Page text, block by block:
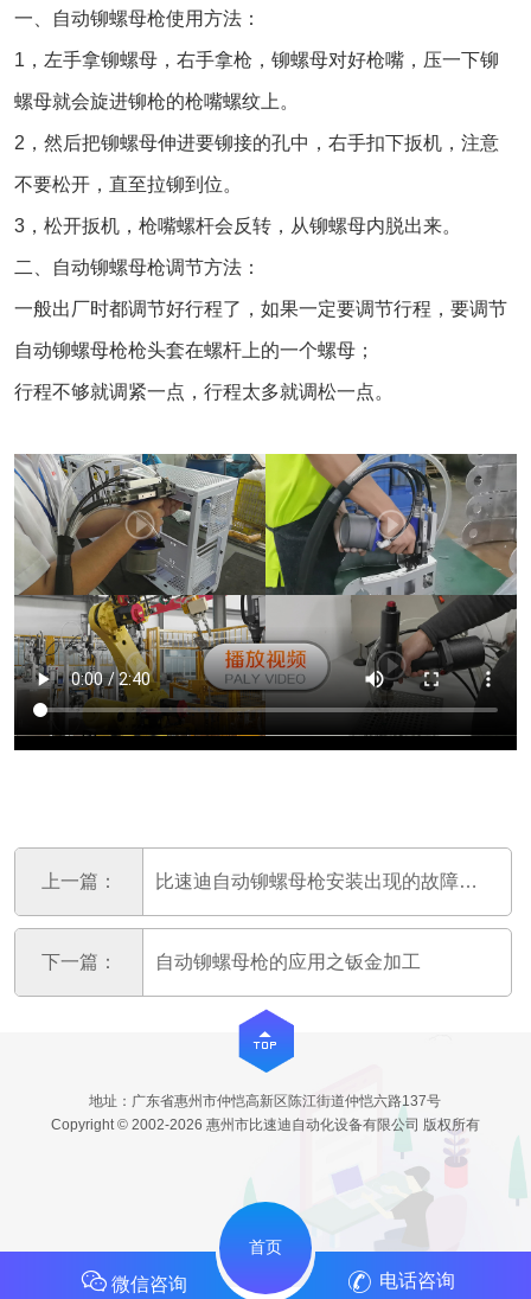
一、自动铆螺母枪使用方法：
1，左手拿铆螺母，右手拿枪，铆螺母对好枪嘴，压一下铆
螺母就会旋进铆枪的枪嘴螺纹上。
2，然后把铆螺母伸进要铆接的孔中，右手扣下扳机，注意
不要松开，直至拉铆到位。
3，松开扳机，枪嘴螺杆会反转，从铆螺母内脱出来。
二、自动铆螺母枪调节方法：
一般出厂时都调节好行程了，如果一定要调节行程，要调节
自动铆螺母枪枪头套在螺杆上的一个螺母；
行程不够就调紧一点，行程太多就调松一点。
上一篇： 比速迪自动铆螺母枪安装出现的故障及排除方法
下一篇： 自动铆螺母枪的应用之钣金加工
地址：广东省惠州市仲恺高新区陈江街道仲恺六路137号
Copyright © 2002-2026 惠州市比速迪自动化设备有限公司 版权所有
微信咨询
首页
电话咨询